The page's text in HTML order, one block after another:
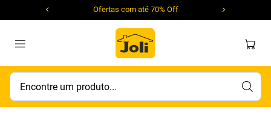
Ofertas com até 70% Off
Encontre um produto...